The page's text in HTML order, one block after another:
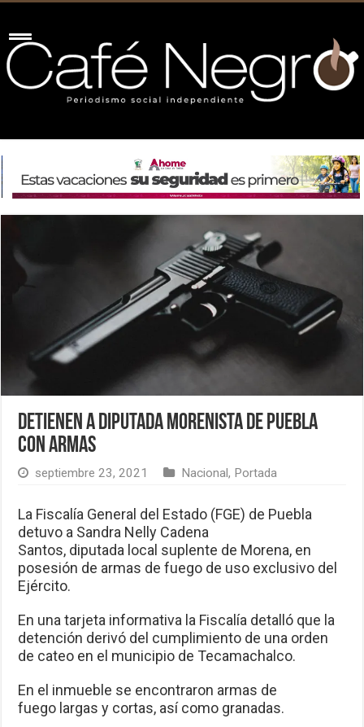
Detienen a diputada morenista de Puebla
con armas
septiembre 23, 2021 Nacional, Portada
La Fiscalía General del Estado (FGE) de Puebla
detuvo a Sandra Nelly Cadena
Santos, diputada local suplente de Morena, en
posesión de armas de fuego de uso exclusivo del
Ejército.
En una tarjeta informativa la Fiscalía detalló que la
detención derivó del cumplimiento de una orden
de cateo en el municipio de Tecamachalco.
En el inmueble se encontraron armas de
fuego largas y cortas, así como granadas.